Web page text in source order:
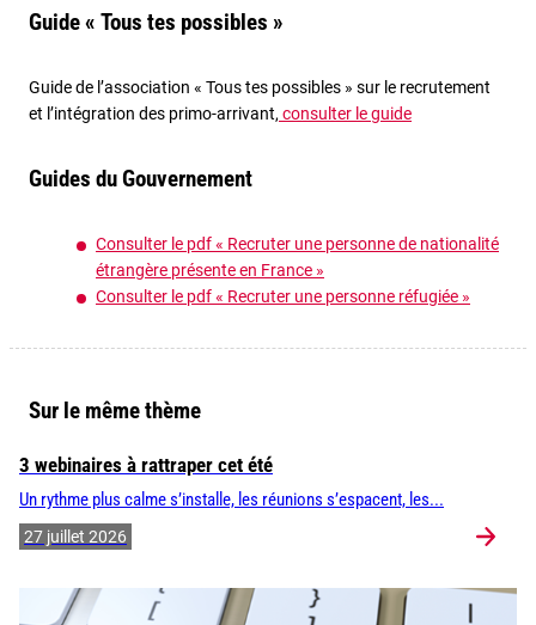
Guide « Tous tes possibles »
Guide de l’association « Tous tes possibles » sur le recrutement
et l’intégration des primo-arrivant,consulter le guide
Guides du Gouvernement
Consulter le pdf « Recruter une personne de nationalité
étrangère présente en France »
Consulter le pdf « Recruter une personne réfugiée »
Sur le même thème
3 webinaires à rattraper cet été
Un rythme plus calme s’installe, les réunions s’espacent, les...
27 juillet 2026